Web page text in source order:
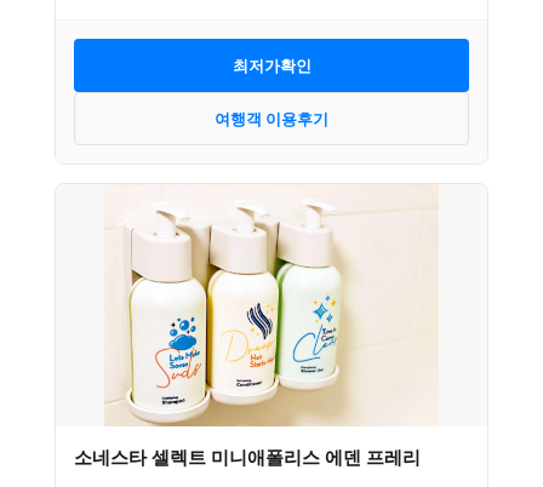
최저가확인
여행객 이용후기
소네스타 셀렉트 미니애폴리스 에덴 프레리